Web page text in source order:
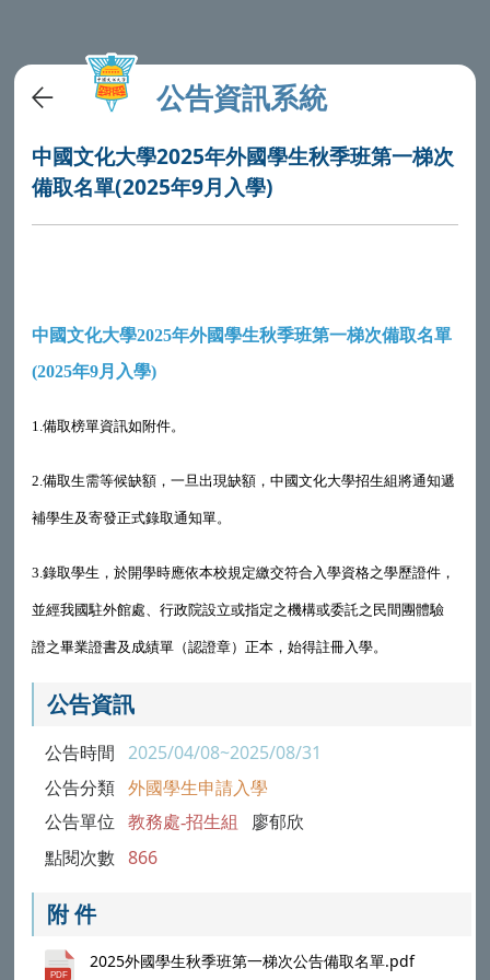
公告資訊系統
中國文化大學2025年外國學生秋季班第一梯次
備取名單(2025年9月入學)
中國文化大學2025年外國學生秋季班第一梯次備取名單
(2025年9月入學)
1.備取榜單資訊如附件。
2.備取生需等候缺額，一旦出現缺額，中國文化大學招生組將通知遞
補學生及寄發正式錄取通知單。
3.錄取學生，於開學時應依本校規定繳交符合入學資格之學歷證件，
並經我國駐外館處、行政院設立或指定之機構或委託之民間團體驗
證之畢業證書及成績單（認證章）正本，始得註冊入學。
公告資訊
公告時間 2025/04/08~2025/08/31
公告分類 外國學生申請入學
公告單位 教務處-招生組 廖郁欣
點閱次數 866
附 件
2025外國學生秋季班第一梯次公告備取名單.pdf